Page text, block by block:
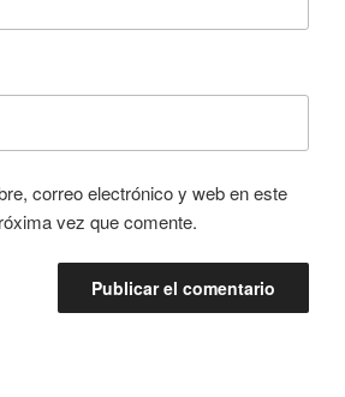
correo electrónico y web en este
vez que comente.